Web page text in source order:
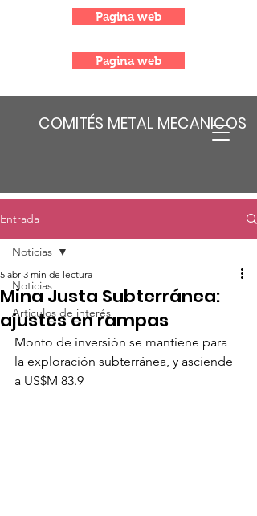
COMITÉS METAL MECANICOS
Pagina web
Pagina web
Entrada
Noticias
Articulos de interés
Noticias
Mina Justa Subterránea:
ajustes en rampas
5 abr 3 min de lectura
Monto de inversión se mantiene para
la exploración subterránea, y asciende
a US$M 83.9